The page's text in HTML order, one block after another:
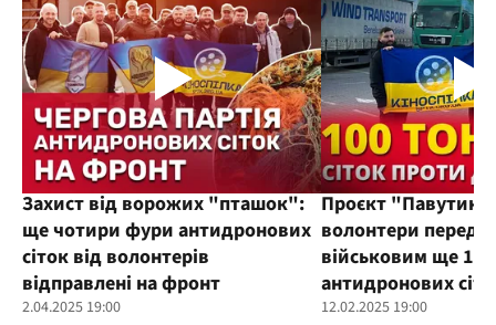
Захист від ворожих "пташок":
ще чотири фури антидронових
сіток від волонтерів
відправлені на фронт
2.04.2025 19:00
Проєкт
волонтери
військовим ще
антидронових
12.02.2025 19:00